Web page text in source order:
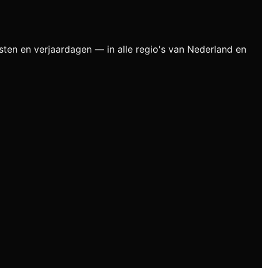
en verjaardagen — in alle regio's van Nederland en